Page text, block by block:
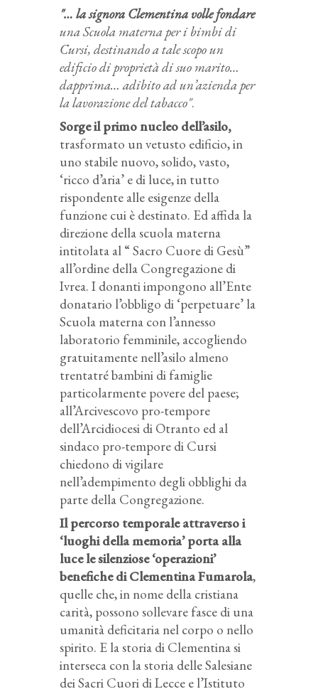
"… la signora Clementina volle fondare
una Scuola materna per i bimbi di
Cursi, destinando a tale scopo un
edificio di proprietà di suo marito…
dapprima… adibito ad un’azienda per
la lavorazione del tabacco".
Sorge il primo nucleo dell’asilo,
trasformato un vetusto edificio, in
uno stabile nuovo, solido, vasto,
‘ricco d’aria’ e di luce, in tutto
rispondente alle esigenze della
funzione cui è destinato. Ed affida la
direzione della scuola materna
intitolata al “ Sacro Cuore di Gesù”
all’ordine della Congregazione di
Ivrea. I donanti impongono all’Ente
donatario l’obbligo di ‘perpetuare’ la
Scuola materna con l’annesso
laboratorio femminile, accogliendo
gratuitamente nell’asilo almeno
trentatré bambini di famiglie
particolarmente povere del paese;
all’Arcivescovo pro-tempore
dell’Arcidiocesi di Otranto ed al
sindaco pro-tempore di Cursi
chiedono di vigilare
nell’adempimento degli obblighi da
parte della Congregazione.
Il percorso temporale attraverso i
‘luoghi della memoria’ porta alla
luce le silenziose ‘operazioni’
benefiche di Clementina Fumarola,
quelle che, in nome della cristiana
carità, possono sollevare fasce di una
umanità deficitaria nel corpo o nello
spirito. E la storia di Clementina si
interseca con la storia delle Salesiane
dei Sacri Cuori di Lecce e l’Istituto